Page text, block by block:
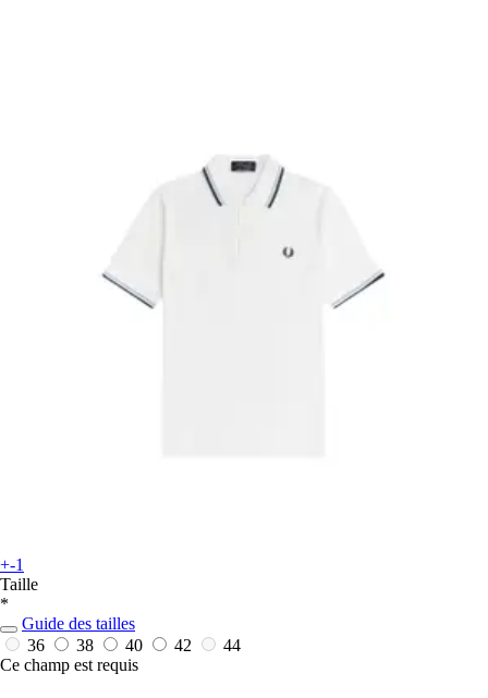
+-1
Taille
*
Guide des tailles
36
38 40 42
44
Ce champ est requis